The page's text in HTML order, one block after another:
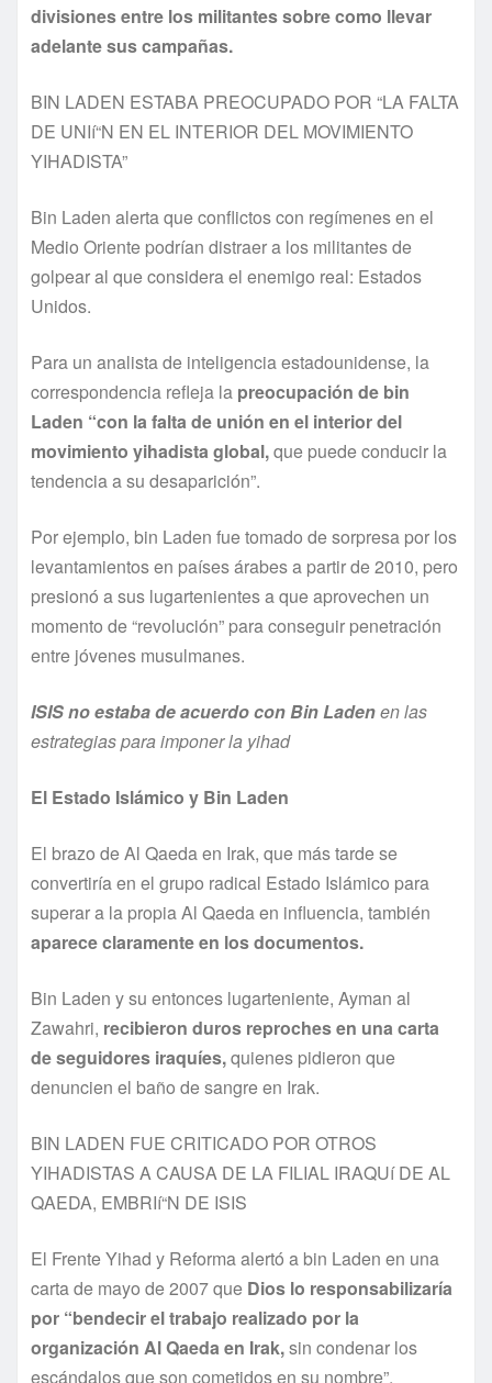
divisiones entre los militantes sobre como llevar
adelante sus campañas.
BIN LADEN ESTABA PREOCUPADO POR “LA FALTA
DE UNIí“N EN EL INTERIOR DEL MOVIMIENTO
YIHADISTA”
Bin Laden alerta que conflictos con regí­menes en el
Medio Oriente podrí­an distraer a los militantes de
golpear al que considera el enemigo real: Estados
Unidos.
Para un analista de inteligencia estadounidense, la
correspondencia refleja la preocupación de bin
Laden “con la falta de unión en el interior del
movimiento yihadista global,que puede conducir la
tendencia a su desaparición”.
Por ejemplo, bin Laden fue tomado de sorpresa por los
levantamientos en paí­ses árabes a partir de 2010, pero
presionó a sus lugartenientes a que aprovechen un
momento de “revolución” para conseguir penetración
entre jóvenes musulmanes.
ISIS no estaba de acuerdo con Bin Ladenen las
estrategias para imponer la yihad
El Estado Islámico y Bin Laden
El brazo de Al Qaeda en Irak, que más tarde se
convertirí­a en el grupo radical Estado Islámico para
superar a la propia Al Qaeda en influencia, también
aparece claramente en los documentos.
Bin Laden y su entonces lugarteniente, Ayman al
Zawahri, recibieron duros reproches en una carta
de seguidores iraquí­es,quienes pidieron que
denuncien el baño de sangre en Irak.
BIN LADEN FUE CRITICADO POR OTROS
YIHADISTAS A CAUSA DE LA FILIAL IRAQUí DE AL
QAEDA, EMBRIí“N DE ISIS
El Frente Yihad y Reforma alertó a bin Laden en una
carta de mayo de 2007 que Dios lo responsabilizarí­a
por “bendecir el trabajo realizado por la
organización Al Qaeda en Irak,sin condenar los
escándalos que son cometidos en su nombre”.